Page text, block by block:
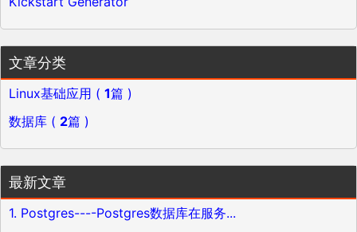
文章分类
Linux基础应用 ( 1篇 )
数据库 ( 2篇 )
最新文章
1. Postgres----Postgres数据库在服务...